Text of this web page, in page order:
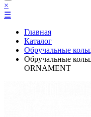
×
☰
Главная
Каталог
Обручальные
Обручальные
ORNAMENT